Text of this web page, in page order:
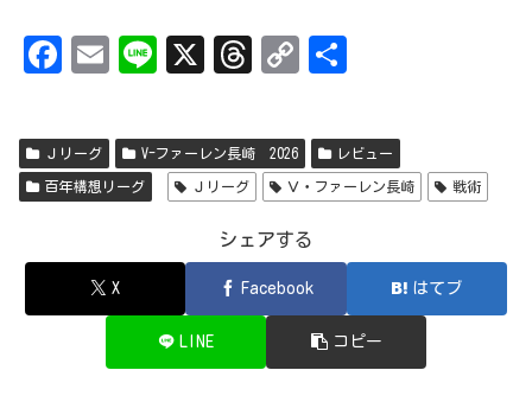
Fa
bo
ok
Em
l
Li
X
Th
ad
s
Co
Li
nk
Ｊリーグ V-ファーレン長崎 2026 レビュー
百年構想リーグ Ｊリーグ Ｖ・ファーレン長崎 戦術
シェアする
X Facebook はてブ
LINE コピー